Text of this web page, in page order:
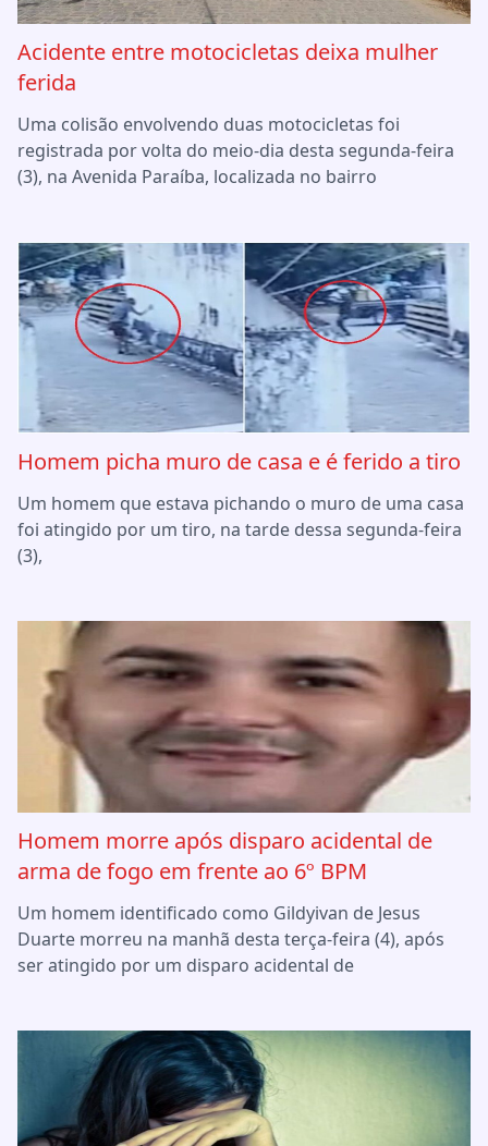
Acidente entre motocicletas deixa mulher
ferida
Uma colisão envolvendo duas motocicletas foi
registrada por volta do meio-dia desta segunda-feira
(3), na Avenida Paraíba, localizada no bairro
Homem picha muro de casa e é ferido a tiro
Um homem que estava pichando o muro de uma casa
foi atingido por um tiro, na tarde dessa segunda-feira
(3),
Homem morre após disparo acidental de
arma de fogo em frente ao 6º BPM
Um homem identificado como Gildyivan de Jesus
Duarte morreu na manhã desta terça-feira (4), após
ser atingido por um disparo acidental de